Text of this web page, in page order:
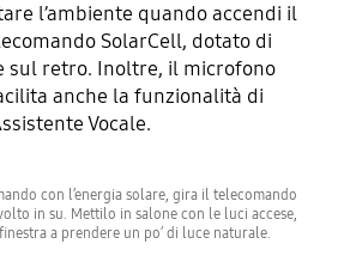
l’ambiente quando accendi il
SolarCell, dotato di
sul retro. Inoltre, il microfono
anche la funzionalità di
Vocale.
con l’energia solare, gira il telecomando
in su. Mettilo in salone con le luci accese,
a prendere un po’ di luce naturale.